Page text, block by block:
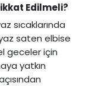
Edilmeli?
sıcaklarında
saten elbise
geceler için
yatkın